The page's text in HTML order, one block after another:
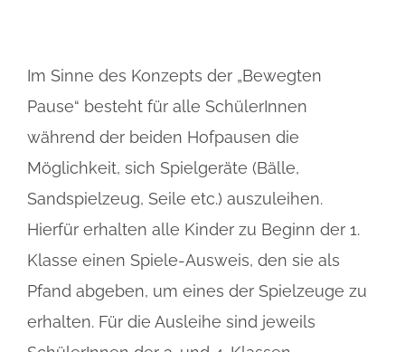
Im Sinne des Konzepts der „Bewegten
Pause“ besteht für alle SchülerInnen
während der beiden Hofpausen die
Möglichkeit, sich Spielgeräte (Bälle,
Sandspielzeug, Seile etc.) auszuleihen.
Hierfür erhalten alle Kinder zu Beginn der 1.
Klasse einen Spiele-Ausweis, den sie als
Pfand abgeben, um eines der Spielzeuge zu
erhalten. Für die Ausleihe sind jeweils